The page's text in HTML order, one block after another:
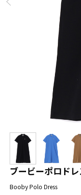
ブービーポロドレ
Booby Polo Dress